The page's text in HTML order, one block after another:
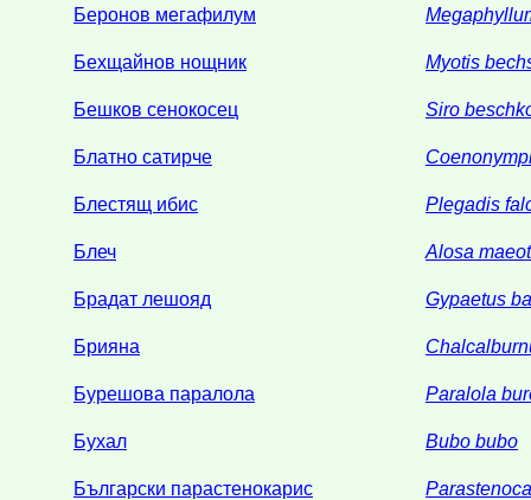
Беронов мегафилум
Бехщайнов нощник Myotis
Бешков сенокосец Siro
Блатно сатирче
Блестящ ибис Plegadis
Блеч Alosa
Брадат лешояд Gypaetus
Брияна
Бурешова паралола Paralola
Бухал Bubo bubo
Български парастенокарис